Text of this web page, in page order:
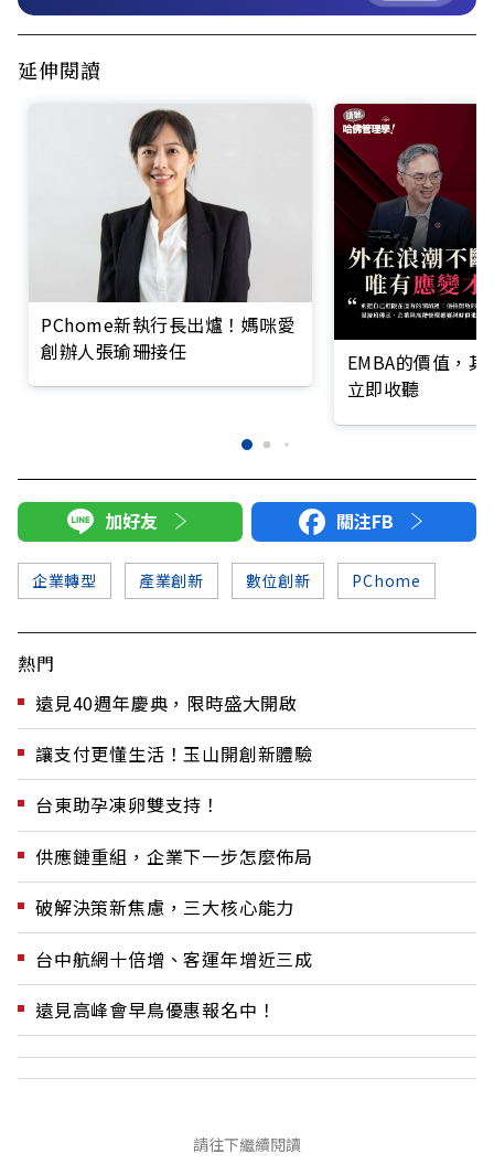
延伸閱讀
PChome新執行長出爐！媽咪愛
創辦人張瑜珊接任
EMBA的價值，
立即收聽
加好友 關注FB
企業轉型 產業創新 數位創新 PChome
熱門
遠見40週年慶典，限時盛大開啟
讓支付更懂生活！玉山開創新體驗
台東助孕凍卵雙支持！
供應鏈重組，企業下一步怎麼佈局
破解決策新焦慮，三大核心能力
台中航網十倍增、客運年增近三成
遠見高峰會早鳥優惠報名中！
請往下繼續閱讀